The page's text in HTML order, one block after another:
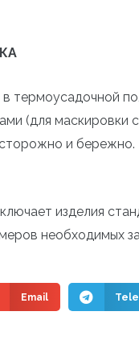
термоусадочной
(для маскировки
и бережно.
изделия
необходимых
Email